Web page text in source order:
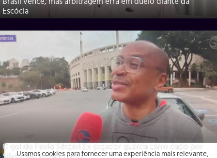
Brasil vence, mas arbitragem erra em duelo diante da
Escócia
O gol do Paulo Sérgio! Ex-jogador guarda carro dado por
Usamos cookies para fornecer uma experiência mais relevante,